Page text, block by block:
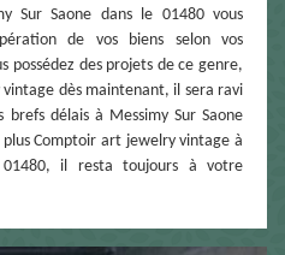
Sur Saone dans le 01480 vous
de vos biens selon vos
possédez des projets de ce genre,
dès maintenant, il sera ravi
brefs délais à Messimy Sur Saone
Comptoir art jewelry vintage à
01480, il resta toujours à votre